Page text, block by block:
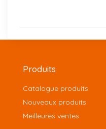
Produits
Catalogue produits
Nouveaux produits
Meilleures ventes